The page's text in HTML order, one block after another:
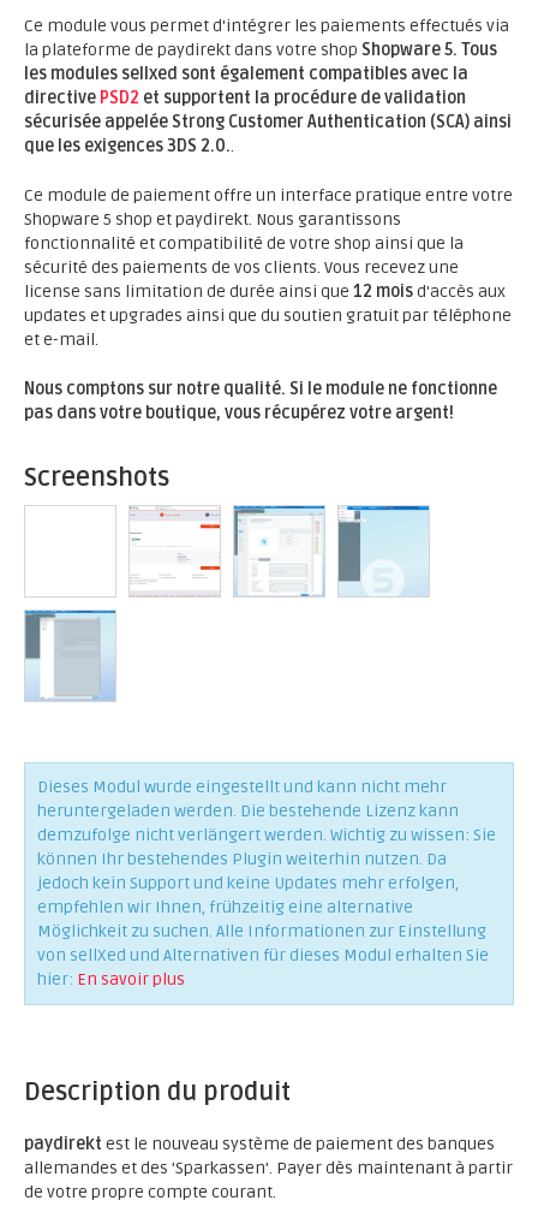
Ce module vous permet d'intégrer les paiements effectués via
la plateforme de paydirekt dans votre shop Shopware 5. Tous
les modules sellxed sont également compatibles avec la
directive PSD2 et supportent la procédure de validation
sécurisée appelée Strong Customer Authentication (SCA) ainsi
que les exigences 3DS 2.0..
Ce module de paiement offre un interface pratique entre votre
Shopware 5 shop et paydirekt. Nous garantissons
fonctionnalité et compatibilité de votre shop ainsi que la
sécurité des paiements de vos clients. Vous recevez une
license sans limitation de durée ainsi que 12 moisd'accès aux
updates et upgrades ainsi que du soutien gratuit par téléphone
et e-mail.
Nous comptons sur notre qualité. Si le module ne fonctionne
pas dans votre boutique, vous récupérez votre argent!
Screenshots
Dieses Modul wurde eingestellt und kann nicht mehr
heruntergeladen werden. Die bestehende Lizenz kann
demzufolge nicht verlängert werden. Wichtig zu wissen: Sie
können Ihr bestehendes Plugin weiterhin nutzen. Da
jedoch kein Support und keine Updates mehr erfolgen,
empfehlen wir Ihnen, frühzeitig eine alternative
Möglichkeit zu suchen. Alle Informationen zur Einstellung
von sellXed und Alternativen für dieses Modul erhalten Sie
hier: En savoir plus
Description du produit
paydirekt est le nouveau système de paiement des banques
allemandes et des 'Sparkassen'. Payer dès maintenant à partir
de votre propre compte courant.